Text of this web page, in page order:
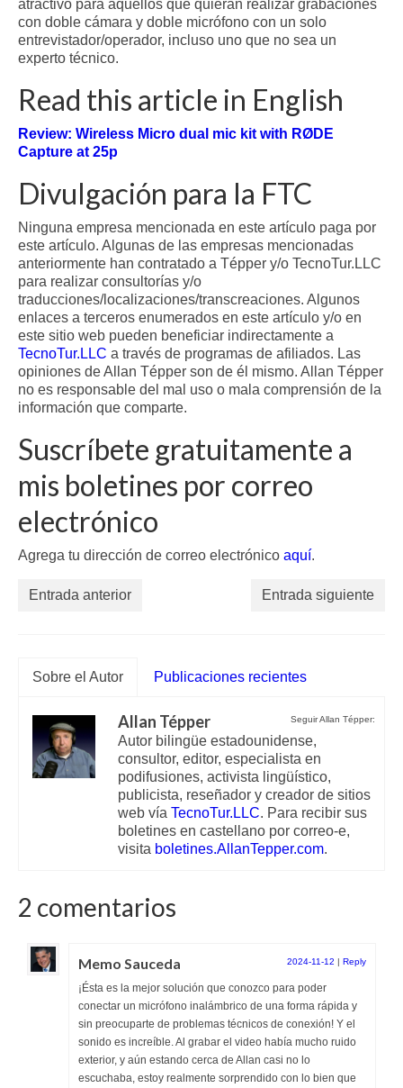
atractivo para aquéllos que quieran realizar grabaciones
con doble cámara y doble micrófono con un solo
entrevistador/operador, incluso uno que no sea un
experto técnico.
Read this article in English
Review: Wireless Micro dual mic kit with RØDE
Capture at 25p
Divulgación para la FTC
Ninguna empresa mencionada en este artículo paga por
este artículo. Algunas de las empresas mencionadas
anteriormente han contratado a Tépper y/o TecnoTur.LLC
para realizar consultorías y/o
traducciones/localizaciones/transcreaciones. Algunos
enlaces a terceros enumerados en este artículo y/o en
este sitio web pueden beneficiar indirectamente a
TecnoTur.LLC a través de programas de afiliados. Las
opiniones de Allan Tépper son de él mismo. Allan Tépper
no es responsable del mal uso o mala comprensión de la
información que comparte.
Suscríbete gratuitamente a
mis boletines por correo
electrónico
Agrega tu dirección de correo electrónico aquí.
Entrada anterior Entrada siguiente
Sobre el Autor Publicaciones recientes
Seguir Allan Tépper:
Allan Tépper
Autor bilingüe estadounidense,
consultor, editor, especialista en
podifusiones, activista lingüístico,
publicista, reseñador y creador de sitios
web vía TecnoTur.LLC. Para recibir sus
boletines en castellano por correo-e,
visita boletines.AllanTepper.com.
2 comentarios
Memo Sauceda 2024-11-12 | Reply
¡Ésta es la mejor solución que conozco para poder
conectar un micrófono inalámbrico de una forma rápida y
sin preocuparte de problemas técnicos de conexión! Y el
sonido es increíble. Al grabar el video había mucho ruido
exterior, y aún estando cerca de Allan casi no lo
escuchaba, estoy realmente sorprendido con lo bien que